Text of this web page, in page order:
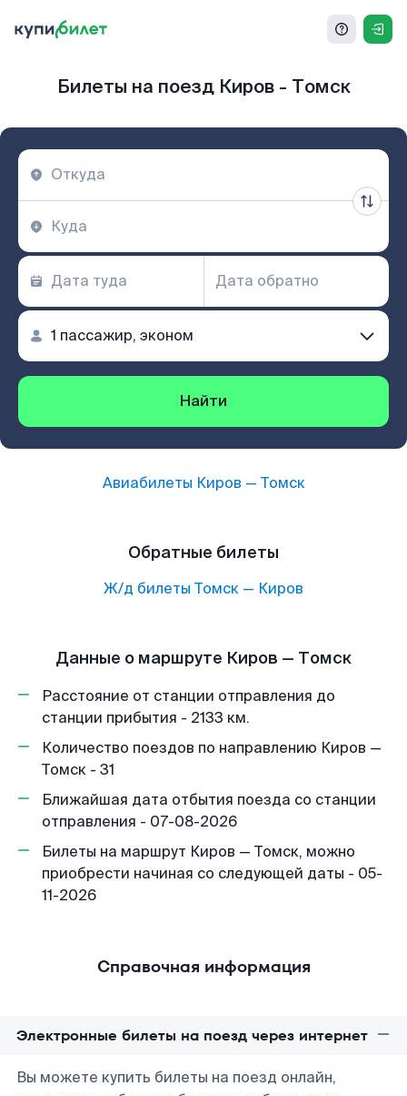
Билеты на поезд Киров - Томск
Найти
Авиабилеты Киров — Томск
Обратные билеты
Ж/д билеты Томск — Киров
Данные о маршруте Киров — Томск
Расстояние от станции отправления до
станции прибытия - 2133 км.
Количество поездов по направлению Киров —
Томск - 31
Ближайшая дата отбытия поезда со станции
отправления - 07-08-2026
Билеты на маршрут Киров — Томск, можно
приобрести начиная со следующей даты - 05-
11-2026
Справочная информация
Электронные билеты на поезд через интернет
Вы можете купить билеты на поезд онлайн,